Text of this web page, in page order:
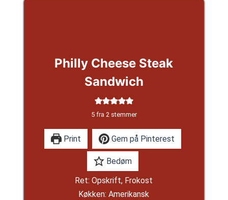
Philly Cheese Steak
Sandwich
5fra 2stemmer
Print Gem på Pinterest
Bedøm
Ret:Opskrift, Frokost
Køkken:Amerikansk